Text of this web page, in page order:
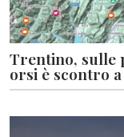
Trentino, sulle
orsi è scontro